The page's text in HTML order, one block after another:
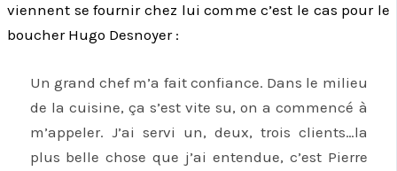
viennent se fournir chez lui comme c’est le cas pour le
boucher Hugo Desnoyer :
Un grand chef m’a fait confiance. Dans le milieu
de la cuisine, ça s’est vite su, on a commencé à
m’appeler. J’ai servi un, deux, trois clients…la
plus belle chose que j’ai entendue, c’est Pierre